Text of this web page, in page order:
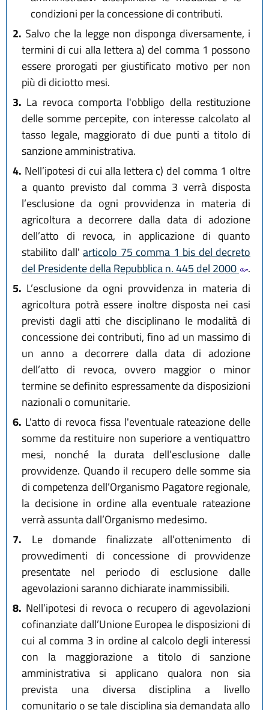
condizioni per la concessione di contributi.
2. Salvo che la legge non disponga diversamente, i
termini di cui alla lettera a) del comma 1 possono
essere prorogati per giustificato motivo per non
più di diciotto mesi.
3. La revoca comporta l'obbligo della restituzione
delle somme percepite, con interesse calcolato al
tasso legale, maggiorato di due punti a titolo di
sanzione amministrativa.
4. Nell’ipotesi di cui alla lettera c) del comma 1 oltre
a quanto previsto dal comma 3 verrà disposta
l’esclusione da ogni provvidenza in materia di
agricoltura a decorrere dalla data di adozione
dell’atto di revoca, in applicazione di quanto
stabilito dall' articolo 75 comma 1 bis del decreto
del Presidente della Repubblica n. 445 del 2000
.
5. L’esclusione da ogni provvidenza in materia di
agricoltura potrà essere inoltre disposta nei casi
previsti dagli atti che disciplinano le modalità di
concessione dei contributi, fino ad un massimo di
un anno a decorrere dalla data di adozione
dell’atto di revoca, ovvero maggior o minor
termine se definito espressamente da disposizioni
nazionali o comunitarie.
6. L'atto di revoca fissa l'eventuale rateazione delle
somme da restituire non superiore a ventiquattro
mesi, nonché la durata dell’esclusione dalle
provvidenze. Quando il recupero delle somme sia
di competenza dell’Organismo Pagatore regionale,
la decisione in ordine alla eventuale rateazione
verrà assunta dall’Organismo medesimo.
7. Le domande finalizzate all’ottenimento di
provvedimenti di concessione di provvidenze
presentate nel periodo di esclusione dalle
agevolazioni saranno dichiarate inammissibili.
8. Nell’ipotesi di revoca o recupero di agevolazioni
cofinanziate dall’Unione Europea le disposizioni di
cui al comma 3 in ordine al calcolo degli interessi
con la maggiorazione a titolo di sanzione
amministrativa si applicano qualora non sia
prevista una diversa disciplina a livello
comunitario o se tale disciplina sia demandata allo